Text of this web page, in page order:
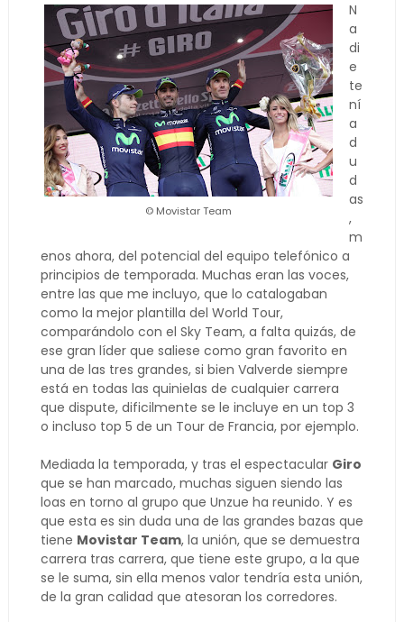
© Movistar Team
N
a
di
e
te
ní
a
d
u
d
as
,
m
enos ahora, del potencial del equipo telefónico a
principios de temporada. Muchas eran las voces,
entre las que me incluyo, que lo catalogaban
como la mejor plantilla del World Tour,
comparándolo con el Sky Team, a falta quizás, de
ese gran líder que saliese como gran favorito en
una de las tres grandes, si bien Valverde siempre
está en todas las quinielas de cualquier carrera
que dispute, dificilmente se le incluye en un top 3
o incluso top 5 de un Tour de Francia, por ejemplo.
Mediada la temporada, y tras el espectacular Giro
que se han marcado, muchas siguen siendo las
loas en torno al grupo que Unzue ha reunido. Y es
que esta es sin duda una de las grandes bazas que
tiene Movistar Team, la unión, que se demuestra
carrera tras carrera, que tiene este grupo, a la que
se le suma, sin ella menos valor tendría esta unión,
de la gran calidad que atesoran los corredores.